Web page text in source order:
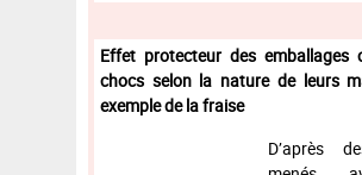
Effet protecteur des emballages
chocs selon la nature de leurs
exemple de la fraise
D’après